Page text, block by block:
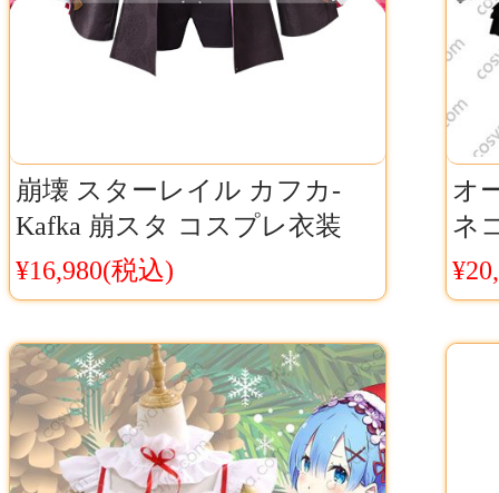
崩壊 スターレイル カフカ-
Kafka 崩スタ コスプレ衣装
Cosyaya通販 送料無料
¥16,980(税込)
オ
ネ